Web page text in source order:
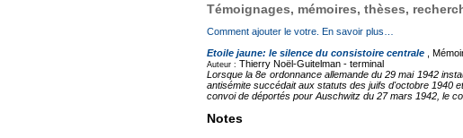
Témoignages, mémoires, thèses,
Comment ajouter le votre. En savoir plus…
Etoile jaune: le silence du consistoire centrale ,
Auteur : Thierry Noël-Guitelman - terminal
Lorsque la 8e ordonnance allemande du 29 mai 1942
antisémite succédait aux statuts des juifs d'octobre 1940
convoi de déportés pour Auschwitz du 27 mars 1942, le
Notes